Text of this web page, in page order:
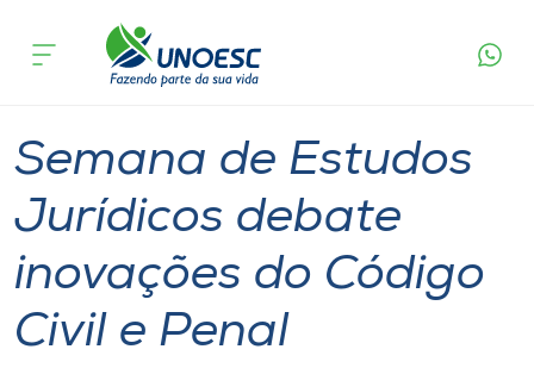
Cursos
Pesquisa
Atendimento ao Estudante
Portal de Ensino
acontece
Semana de Estudos
Jurídicos debate
inovações do Código
Civil e Penal